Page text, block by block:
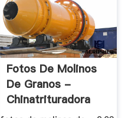
Fotos De Molinos
De Granos -
Chinatrituradora